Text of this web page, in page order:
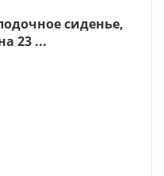
сиденье,
23 ...